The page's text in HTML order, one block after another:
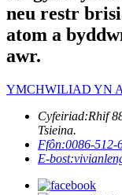
neu restr
atom a
awr.
YMCHWILIAD YN
Cyfeiriad:Rhif
Tsieina.
Ffôn:0086-512-
E-bost: